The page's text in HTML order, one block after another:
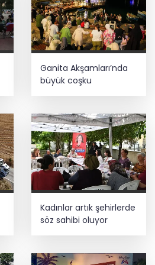
Ganita Akşamları’nda
büyük coşku
Kadınlar artık şehirlerde
söz sahibi oluyor